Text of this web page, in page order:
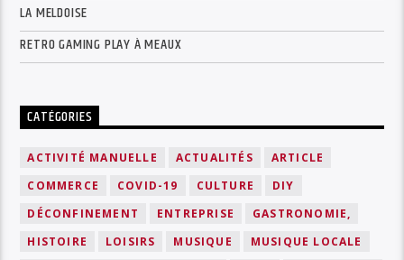
LA MELDOISE
RETRO GAMING PLAY À MEAUX
CATÉGORIES
ACTIVITÉ MANUELLE ACTUALITÉS
ARTICLE
COMMERCE
COVID-19 CULTURE
DIY
DÉCONFINEMENT
ENTREPRISE
GASTRONOMIE,
HISTOIRE
LOISIRS MUSIQUE
MUSIQUE LOCALE